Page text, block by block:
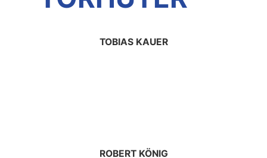
TOBIAS KAUER
ROBERT KÖNIG